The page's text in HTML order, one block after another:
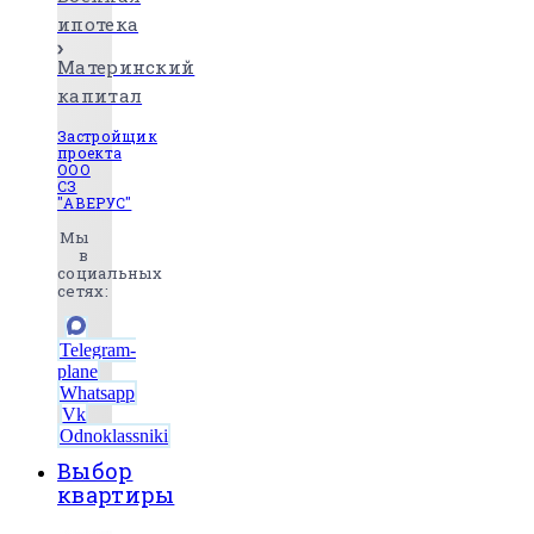
ипотека
Материнский
капитал
Застройщик
проекта
ООО
СЗ
"АВЕРУС"
Мы
в
социальных
сетях:
Telegram-
plane
Whatsapp
Vk
Odnoklassniki
Выбор
квартиры